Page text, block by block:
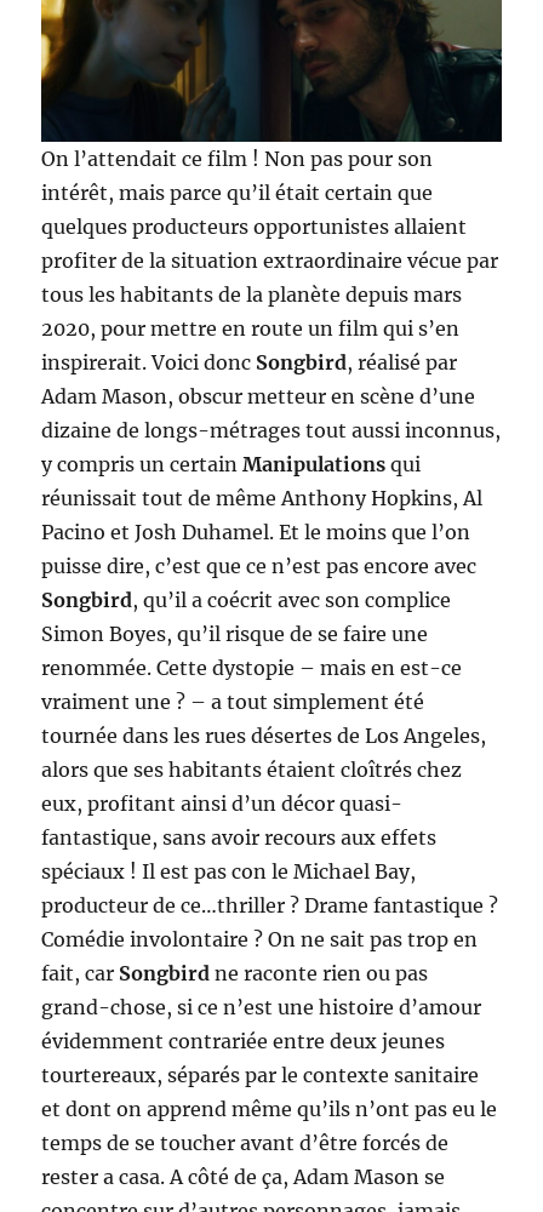
On l’attendait ce film ! Non pas pour son
intérêt, mais parce qu’il était certain que
quelques producteurs opportunistes allaient
profiter de la situation extraordinaire vécue par
tous les habitants de la planète depuis mars
2020, pour mettre en route un film qui s’en
inspirerait. Voici donc Songbird, réalisé par
Adam Mason, obscur metteur en scène d’une
dizaine de longs-métrages tout aussi inconnus,
y compris un certainManipulations qui
réunissait tout de même Anthony Hopkins, Al
Pacino et Josh Duhamel. Et le moins que l’on
puisse dire, c’est que ce n’est pas encore avec
Songbird, qu’il a coécrit avec son complice
Simon Boyes, qu’il risque de se faire une
renommée. Cette dystopie – mais en est-ce
vraiment une ? – a tout simplement été
tournée dans les rues désertes de Los Angeles,
alors que ses habitants étaient cloîtrés chez
eux, profitant ainsi d’un décor quasi-
fantastique, sans avoir recours aux effets
spéciaux ! Il est pas con le Michael Bay,
producteur de ce…thriller ? Drame fantastique ?
Comédie involontaire ? On ne sait pas trop en
fait, car Songbird ne raconte rien ou pas
grand-chose, si ce n’est une histoire d’amour
évidemment contrariée entre deux jeunes
tourtereaux, séparés par le contexte sanitaire
et dont on apprend même qu’ils n’ont pas eu le
temps de se toucher avant d’être forcés de
rester a casa. A côté de ça, Adam Mason se